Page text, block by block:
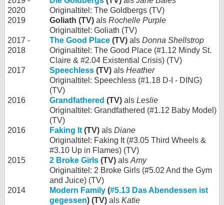
2020
Originaltitel: The Goldbergs (TV)
2019
Goliath (TV) als Rochelle Purple
Originaltitel: Goliath (TV)
2017 -
2018
The Good Place (TV) als Donna Shellstrop
Originaltitel: The Good Place (#1.12 Mindy St.
Claire & #2.04 Existential Crisis) (TV)
2017
Speechless (TV) als Heather
Originaltitel: Speechless (#1.18 D-I - DING)
(TV)
2016
Grandfathered (TV) als Leslie
Originaltitel: Grandfathered (#1.12 Baby Model)
(TV)
2016
Faking It (TV) als Diane
Originaltitel: Faking It (#3.05 Third Wheels &
#3.10 Up in Flames) (TV)
2015
2 Broke Girls (TV) als Amy
Originaltitel: 2 Broke Girls (#5.02 And the Gym
and Juice) (TV)
2014
Modern Family (#5.13 Das Abendessen ist
gegessen) (TV) als Katie